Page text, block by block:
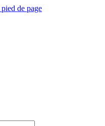
pied de page